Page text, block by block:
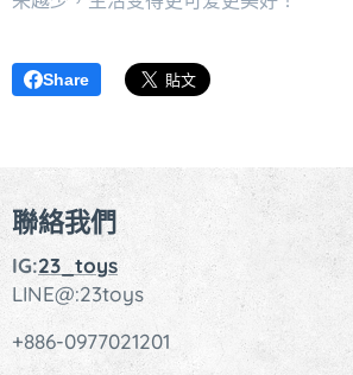
Share
聯絡我們
IG:23_toys
LINE@:23toys
+886-0977021201